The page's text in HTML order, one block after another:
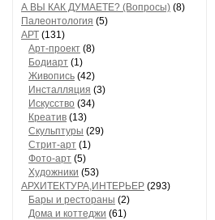
А ВЫ КАК ДУМАЕТЕ? (Вопросы) (8)
Палеонтология (5)
АРТ (131)
Арт-проект (8)
Бодиарт (1)
Живопись (42)
Инсталляция (3)
Искусство (34)
Креатив (13)
Скульптуры (29)
Стрит-арт (1)
Фото-арт (5)
Художники (53)
АРХИТЕКТУРА,ИНТЕРЬЕР (293)
Бары и рестораны (2)
Дома и коттеджи (61)